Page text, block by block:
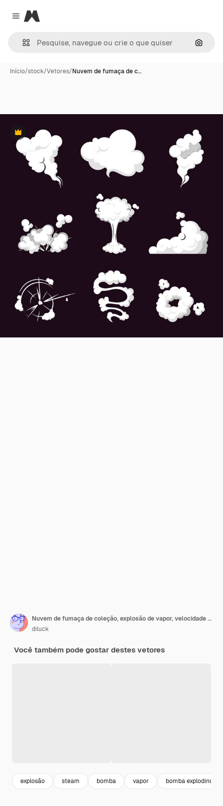
Close menu
Magnific
Início/stock/Vetores/Nuvem de fumaça de c…
Premium
Nuvem de fumaça de coleção, explosão de vapor, velocidade em movimento.
diluck
Você também pode gostar destes vetores
explosão steam bomba vapor bomba explodindo